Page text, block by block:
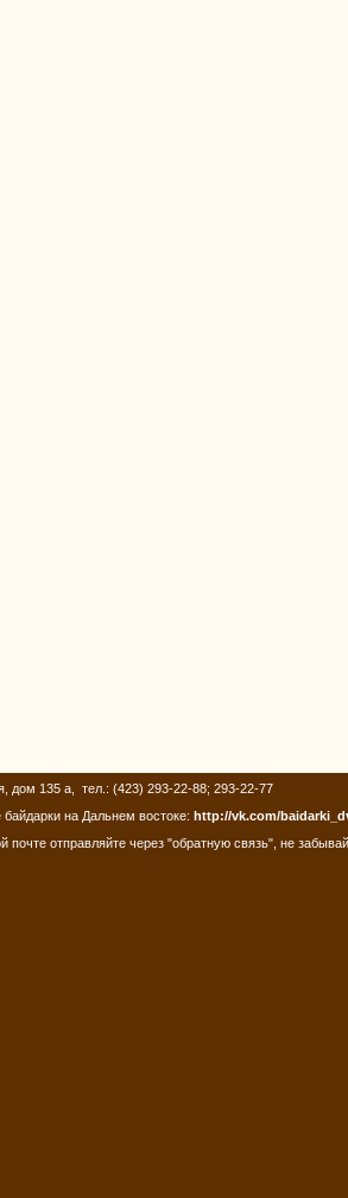
дом 135 а, тел.: (423) 293-22-88; 293-22-77
на Дальнем востоке: http://vk.com/
почте отправляйте через "обратную связь", не